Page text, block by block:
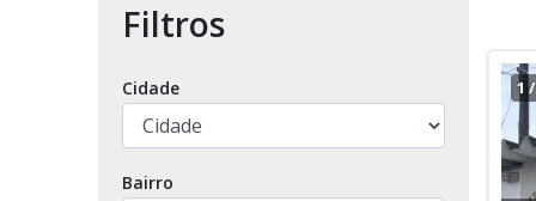
Filtros
Cidade
Bairro
1 /